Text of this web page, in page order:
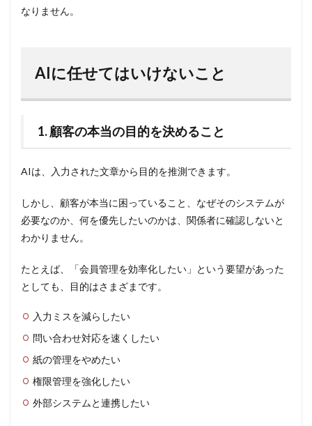
なりません。
AIに任せてはいけないこと
1. 顧客の本当の目的を決めること
AIは、入力された文章から目的を推測できます。
しかし、顧客が本当に困っていること、なぜそのシステムが
必要なのか、何を優先したいのかは、関係者に確認しないと
わかりません。
たとえば、「会員管理を効率化したい」という要望があった
としても、目的はさまざまです。
入力ミスを減らしたい
問い合わせ対応を速くしたい
紙の管理をやめたい
権限管理を強化したい
外部システムと連携したい